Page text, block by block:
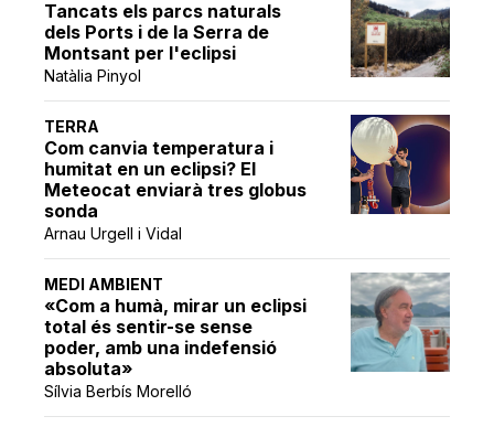
Tancats els parcs naturals
dels Ports i de la Serra de
Montsant per l'eclipsi
Natàlia Pinyol
TERRA
Com canvia temperatura i
humitat en un eclipsi? El
Meteocat enviarà tres globus
sonda
Arnau Urgell i Vidal
MEDI AMBIENT
«Com a humà, mirar un eclipsi
total és sentir-se sense
poder, amb una indefensió
absoluta»
Sílvia Berbís Morelló